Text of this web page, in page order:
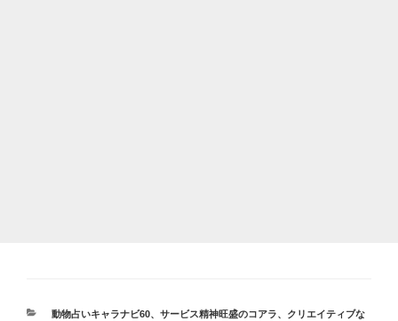
カ
動物占いキャラナビ60、 サービス精神旺盛のコアラ、
クリエイティブな